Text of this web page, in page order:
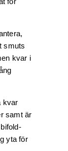
smuts
kvar i
kvar
samt är
yta för